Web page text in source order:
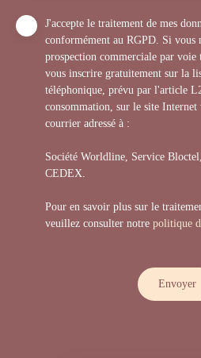
J'accepte le traitement de mes
conformément au RGPD. Si vous
prospection commerciale par voie
vous inscrire gratuitement sur la
téléphonique, prévu par l'article
consommation, sur le site
courrier adressé à :
Société Worldline, Service
CEDEX.
Pour en savoir plus sur le
veuillez consulter notre politique
Envoyer